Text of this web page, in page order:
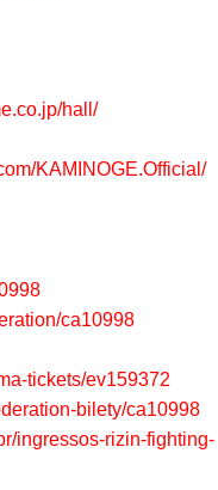
hall/
KAMINOGE.Official/
ca10998
tickets/ev159372
bilety/ca10998
ingressos-rizin-fighting-